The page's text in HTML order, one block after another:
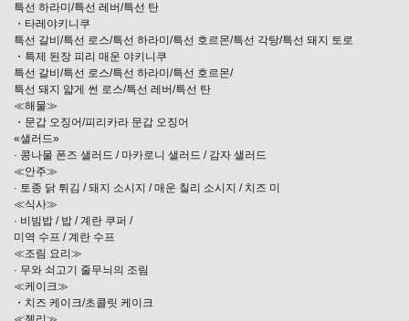
특선 하라미/특선 레버/특선 탄
・타레야키니쿠
특선 갈비/특선 로스/특선 하라미/특선 호르몬/특선 각탕/특선 돼지 토로
・특제 된장 피리 매운 야키니쿠
특선 갈비/특선 로스/특선 하라미/특선 호르몬/
특선 돼지 얇게 썬 로스/특선 레버/특선 탄
≪해물≫
・문갑 오징어/피리카라 문갑 오징어
«샐러드»
· 콩나물 폰즈 샐러드 / 마카로니 샐러드 / 감자 샐러드
≪안주≫
· 토종 닭 튀김 / 돼지 소시지 / 매운 칠리 소시지 / 치즈 미
≪식사≫
· 비빔밥 / 밥 / 계란 쿠퍼 /
미역 수프 / 계란 수프
≪조림 요리≫
· 무와 쇠고기 줄무늬의 조림
≪케이크≫
・치즈 케이크/초콜릿 케이크